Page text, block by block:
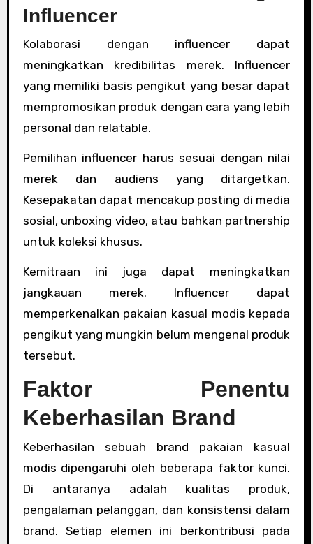
Influencer
Kolaborasi dengan influencer dapat
meningkatkan kredibilitas merek. Influencer
yang memiliki basis pengikut yang besar dapat
mempromosikan produk dengan cara yang lebih
personal dan relatable.
Pemilihan influencer harus sesuai dengan nilai
merek dan audiens yang ditargetkan.
Kesepakatan dapat mencakup posting di media
sosial, unboxing video, atau bahkan partnership
untuk koleksi khusus.
Kemitraan ini juga dapat meningkatkan
jangkauan merek. Influencer dapat
memperkenalkan pakaian kasual modis kepada
pengikut yang mungkin belum mengenal produk
tersebut.
Faktor Penentu
Keberhasilan Brand
Keberhasilan sebuah brand pakaian kasual
modis dipengaruhi oleh beberapa faktor kunci.
Di antaranya adalah kualitas produk,
pengalaman pelanggan, dan konsistensi dalam
brand. Setiap elemen ini berkontribusi pada